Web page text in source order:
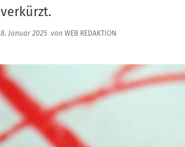
verkürzt.
8. Januar 2025 von WEB REDAKTION